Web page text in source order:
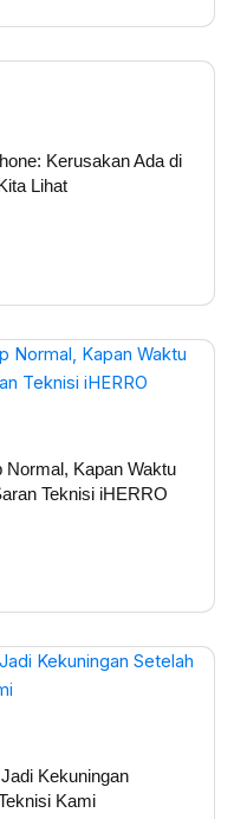
Kerusakan Ada di
Lihat
Normal, Kapan Waktu
Teknisi iHERRO
Kekuningan
Kami